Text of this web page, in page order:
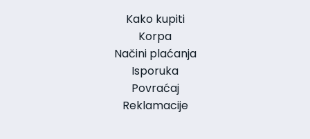
Kako kupiti
Korpa
Načini plaćanja
Isporuka
Povraćaj
Reklamacije